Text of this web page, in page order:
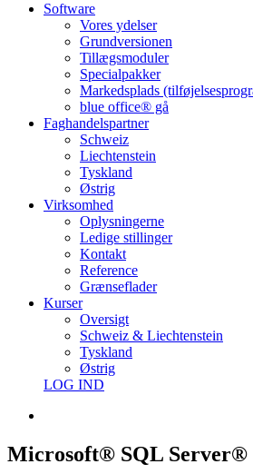
Software
Vores ydelser
Grundversionen
Tillægsmoduler
Specialpakker
Markedsplads
blue office® gå
Faghandelspartner
Schweiz
Liechtenstein
Tyskland
Østrig
Virksomhed
Oplysningerne
Ledige stillinger
Kontakt
Reference
Grænseflader
Kurser
Oversigt
Schweiz & Liechtenstein
Tyskland
Østrig
LOG IND
Microsoft® SQL Server®